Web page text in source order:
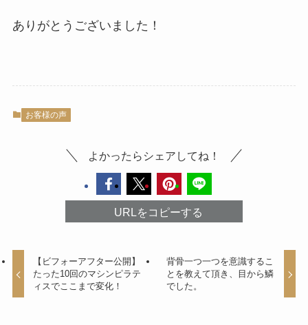
ありがとうございました！
お客様の声
よかったらシェアしてね！
URLをコピーする
【ビフォーアフター公開】
たった10回のマシンピラテ
ィスでここまで変化！
背骨一つ一つを意識するこ
とを教えて頂き、目から鱗
でした。